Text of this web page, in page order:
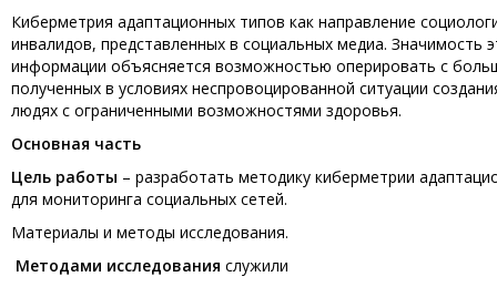
Киберметрия адаптационных типов как направление
инвалидов, представленных в социальных медиа.
информации объясняется возможностью оперировать с
полученных в условиях неспровоцированной ситуации
людях с ограниченными возможностями здоровья.
Основная часть
Цель работы – разработать методику киберметрии
для мониторинга социальных сетей.
Материалы и методы исследования.
Методами исследования служили